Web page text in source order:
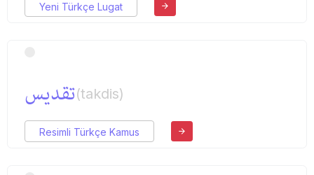
Yeni Türkçe Lugat
تقدیس(takdis)
Resimli Türkçe Kamus